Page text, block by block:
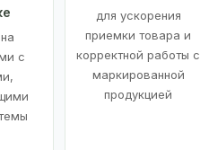
с
для ускорения
приемки товара и
корректной работы с
маркированной
продукцией